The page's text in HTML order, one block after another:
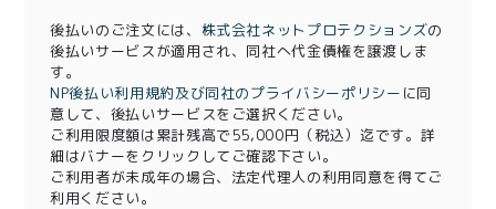
後払いのご注文には、 株式会社ネットプロテクションズの
後払いサービスが適用され、同社へ代金債権を譲渡しま
す。
NP後払い利用規約及び同社のプライバシーポリシー に同
意して、後払いサービスをご選択ください。
ご利用限度額は累計残高で55,000円（税込）迄です。詳
細はバナーをクリックしてご確認下さい。
ご利用者が未成年の場合、法定代理人の利用同意を得てご
利用ください。